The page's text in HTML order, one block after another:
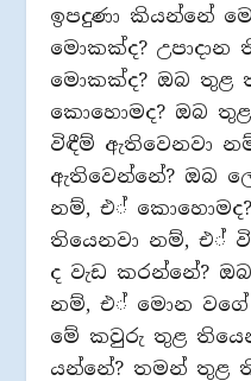
ඉපදුණා කියන්නේ
මොකක්ද? උපාදාන
මොකක්ද? ඔබ තුළ
කොහොමද? ඔබ තුළ
විඳීම් ඇතිවෙනවා
ඇතිවෙන්නේ? ඔබ
නම්, එ්
තියෙනවා නම්, එ්
ද වැඩ කරන්නේ?
නම්, එ් මොන
මේ කවුරු තුළ
යන්නේ? තමන් තුළ